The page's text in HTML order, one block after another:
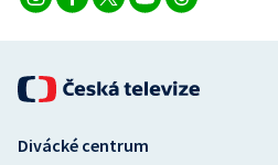
Divácké centrum